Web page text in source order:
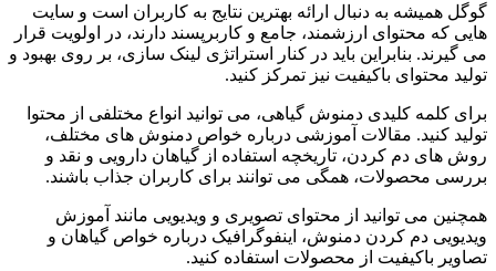
گوگل همیشه به دنبال ارائه بهترین نتایج به کاربران است و سایت
هایی که محتوای ارزشمند، جامع و کاربرپسند دارند، در اولویت قرار
می گیرند. بنابراین باید در کنار استراتژی لینک سازی، بر روی بهبود و
تولید محتوای باکیفیت نیز تمرکز کنید.
برای کلمه کلیدی دمنوش گیاهی، می توانید انواع مختلفی از محتوا
تولید کنید. مقالات آموزشی درباره خواص دمنوش های مختلف،
روش های دم کردن، تاریخچه استفاده از گیاهان دارویی و نقد و
بررسی محصولات، همگی می توانند برای کاربران جذاب باشند.
همچنین می توانید از محتوای تصویری و ویدیویی مانند آموزش
ویدیویی دم کردن دمنوش، اینفوگرافیک درباره خواص گیاهان و
تصاویر باکیفیت از محصولات استفاده کنید.